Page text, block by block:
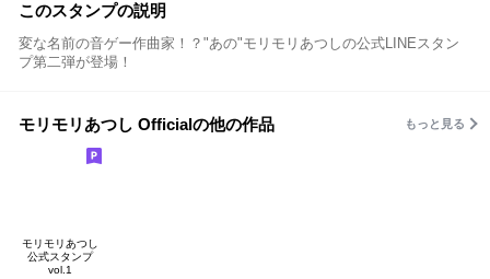
このスタンプの説明
変な名前の音ゲー作曲家！？"あの"モリモリあつしの公式LINEスタン
プ第二弾が登場！
モリモリあつし Officialの他の作品 もっと見る
モリモリあつし
公式スタンプ
vol.1